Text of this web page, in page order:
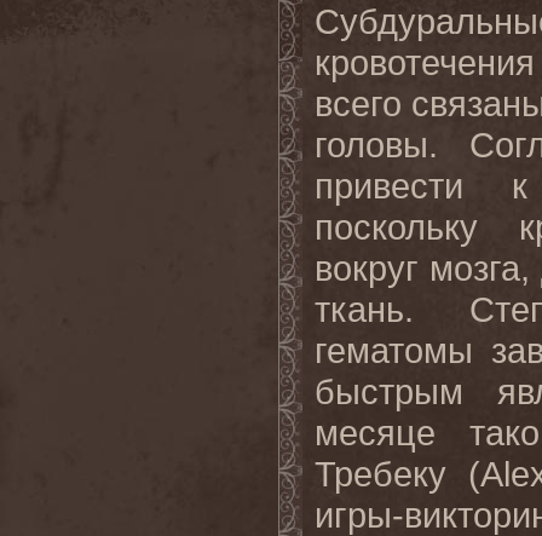
всего
головы.
привести
поскольку
вокруг
ткань.
гематомы
быстрым
месяце
Требеку (
игры-